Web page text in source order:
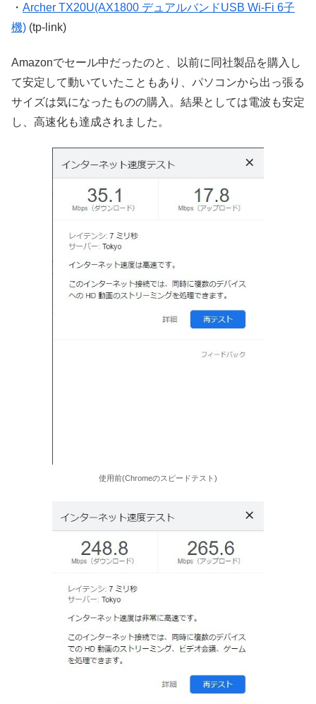
・ Archer TX20U(AX1800 デュアルバンドUSB Wi-Fi 6子
機) (tp-link)
Amazonでセール中だったのと、以前に同社製品を購入し
て安定して動いていたこともあり、パソコンから出っ張る
サイズは気になったものの購入。結果としては電波も安定
し、高速化も達成されました。
使用前(Chromeのスピードテスト)